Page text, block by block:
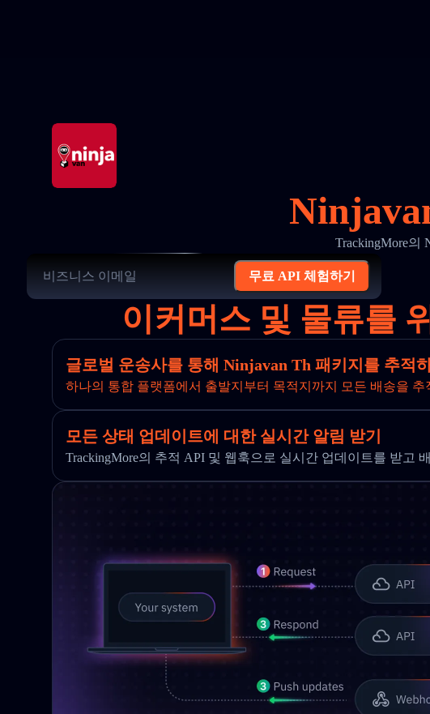
TrackingMore의
무료 API 체험하기
이커머스 및 물류를
글로벌 운송사를 통해 Ninjavan Th 패키지를 추적
하나의 통합 플랫폼에서 출발지부터 목적지까지 모든 배송을 추
모든 상태 업데이트에 대한 실시간 알림 받기
TrackingMore의 추적 API 및 웹훅으로 실시간 업데이트를 받고